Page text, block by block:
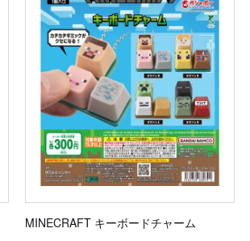
MINECRAFT キーボードチャーム